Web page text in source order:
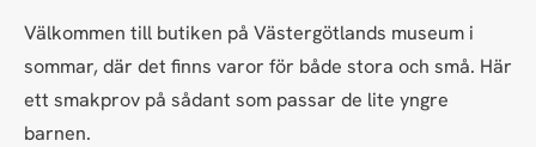
Välkommen till butiken på Västergötlands museum i
sommar, där det finns varor för både stora och små. Här
ett smakprov på sådant som passar de lite yngre
barnen.